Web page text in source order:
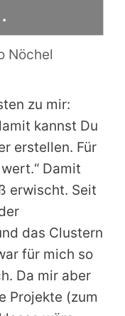
Nöchel
zu mir:
kannst Du
erstellen. Für
Damit
erwischt. Seit
das Clustern
für mich so
Da mir aber
Projekte (zum